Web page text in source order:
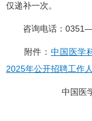
仅递补一次。
咨询电话：
附件： 中国医学
2025年公开招聘工作
中国医